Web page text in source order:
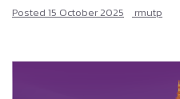
Posted 15 October 2025 rmutp